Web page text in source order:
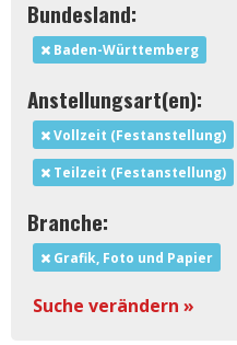
Bundesland:
Baden-Württemberg
Anstellungsart(en):
Vollzeit (Festanstellung)
Teilzeit (Festanstellung)
Branche:
Grafik, Foto und Papier
Suche verändern »